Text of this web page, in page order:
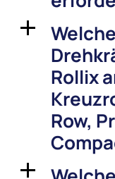
a
Rollix
Row,
a